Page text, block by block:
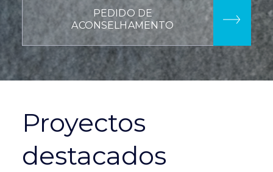
PEDIDO DE
ACONSELHAMENTO
Proyectos
destacados